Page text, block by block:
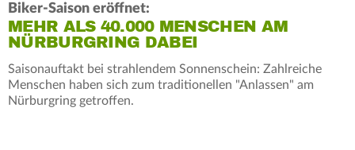
Biker-Saison eröffnet:
MEHR ALS 40.000 MENSCHEN AM
NÜRBURGRING DABEI
Saisonauftakt bei strahlendem Sonnenschein: Zahlreiche
Menschen haben sich zum traditionellen "Anlassen" am
Nürburgring getroffen.